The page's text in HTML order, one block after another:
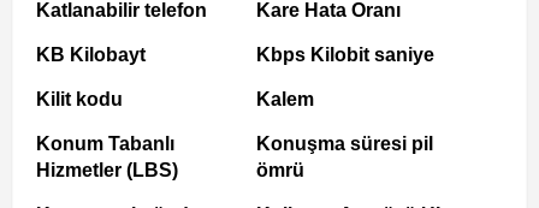
Katlanabilir telefon
KB Kilobayt
Kilit kodu
Konum Tabanlı
Hizmetler (LBS)
Kare Hata Oranı
Kbps Kilobit saniye
Kalem
Konuşma süresi pil
ömrü